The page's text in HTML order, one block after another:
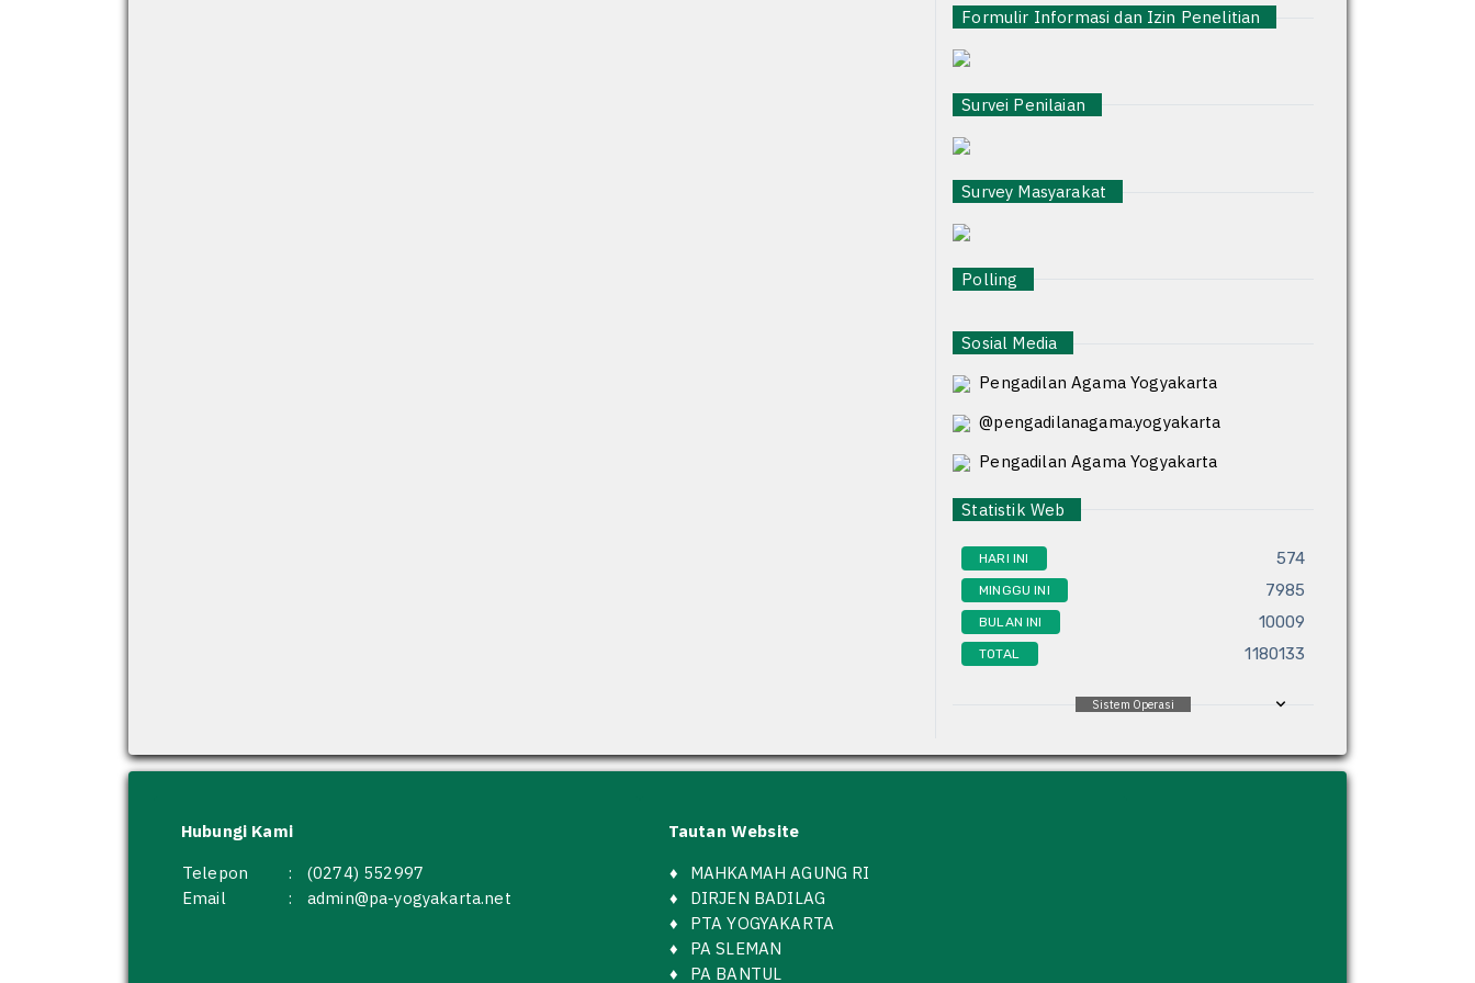
Formulir Informasi dan Izin Penelitian
Survei Penilaian
Survey Masyarakat
Polling
Sosial Media
Pengadilan Agama Yogyakarta
@pengadilanagama.yogyakarta
Pengadilan Agama Yogyakarta
Statistik Web
HARI INI 574
MINGGU INI 7985
BULAN INI 10009
TOTAL 1180133
Sistem Operasi
Hubungi Kami
Telepon
:
(0274) 552997
Email
: admin@pa-yogyakarta.net
Tautan Website
♦
MAHKAMAH AGUNG RI
♦
DIRJEN BADILAG
♦
PTA YOGYAKARTA
♦
PA SLEMAN
♦
PA BANTUL